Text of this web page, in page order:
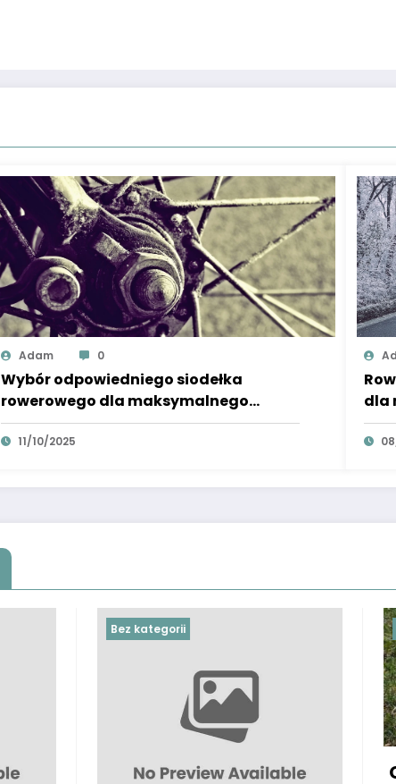
Adam 0
Wybór odpowiedniego siodełka
rowerowego dla maksymalnego
komfortu jazdy
11/10/2025
dla
Czym się kierować